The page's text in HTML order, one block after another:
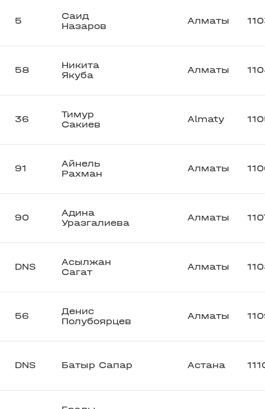
5
Саид
Назаров
Алматы
58
Никита
Якуба
Алматы
36
Тимур
Сакиев
Almaty
91
Айнель
Рахман
Алматы
90
Адина
Уразгалиева
Алматы
DNS
Асылжан
Сагат
Алматы
56
Денис
Полубоярцев
Алматы
DNS Батыр Сапар Астана